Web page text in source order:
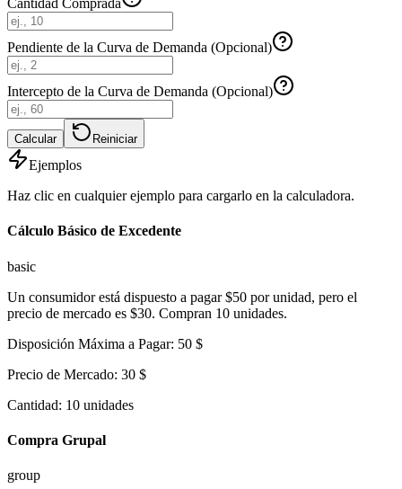
Cantidad Comprada
Pendiente de la Curva de Demanda (Opcional)
Intercepto de la Curva de Demanda (Opcional)
Calcular Reiniciar
Ejemplos
Haz clic en cualquier ejemplo para cargarlo en la calculadora.
Cálculo Básico de Excedente
basic
Un consumidor está dispuesto a pagar $50 por unidad, pero el
precio de mercado es $30. Compran 10 unidades.
Disposición Máxima a Pagar: 50 $
Precio de Mercado: 30 $
Cantidad: 10 unidades
Compra Grupal
group